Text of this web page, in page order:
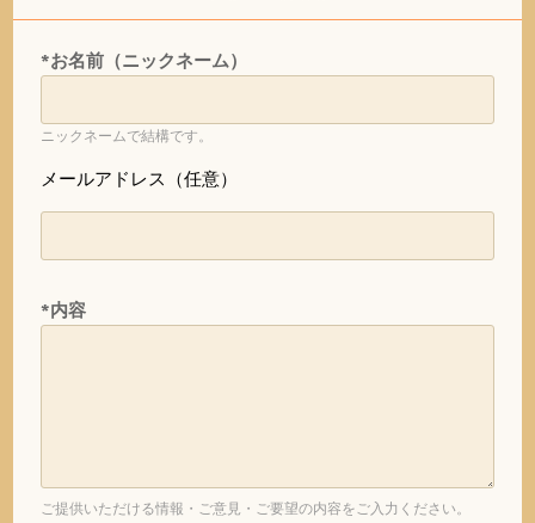
*お名前（ニックネーム）
ニックネームで結構です。
メールアドレス（任意）
*内容
ご提供いただける情報・ご意見・ご要望の内容をご入力ください。